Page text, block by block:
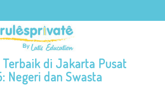
PRIVAT SMP
Terbaik di Jakarta Pusat
Negeri dan Swasta